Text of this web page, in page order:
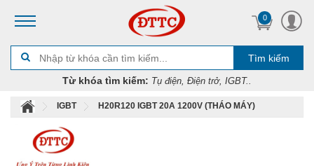
0
Tìm kiếm
Từ khóa tìm kiếm: Tụ điện, Điện trở, IGBT..
IGBT H20R120 IGBT 20A 1200V (THÁO MÁY)